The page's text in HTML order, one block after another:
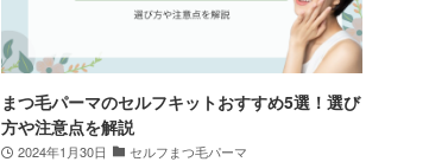
まつ毛パーマのセルフキットおすすめ5選！選び
方や注意点を解説
2024年1月30日 セルフまつ毛パーマ